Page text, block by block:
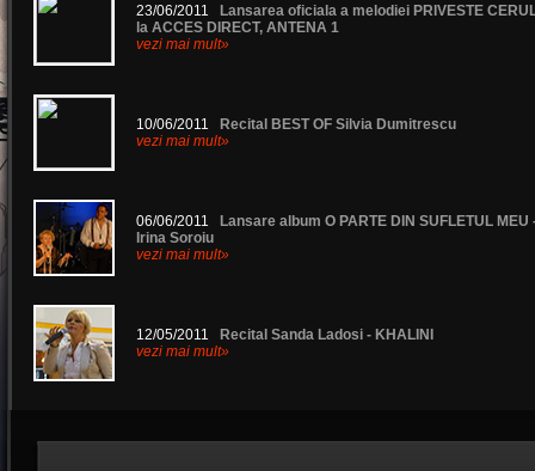
23/06/2011
Lansarea oficiala a melodiei PRIVESTE
la ACCES DIRECT, ANTENA 1
vezi mai mult»
10/06/2011
Recital BEST OF Silvia Dumitrescu
vezi mai mult»
06/06/2011
Lansare album O PARTE DIN SUFLETUL MEU
Irina Soroiu
vezi mai mult»
12/05/2011
Recital Sanda Ladosi - KHALINI
vezi mai mult»